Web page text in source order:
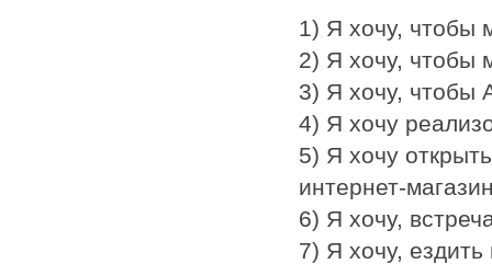
1) Я хочу, чтобы
2) Я хочу, чтобы
3) Я хочу,
4) Я хочу
5) Я хочу
интернет-
6) Я хочу,
7) Я хочу,